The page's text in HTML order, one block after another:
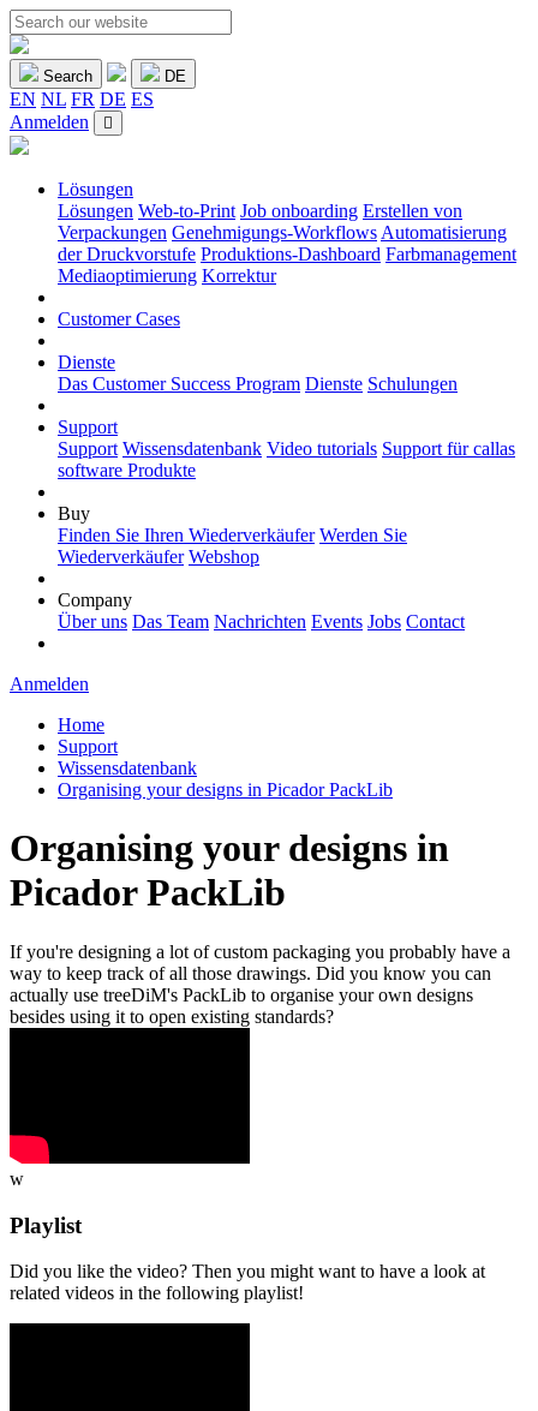
Search DE
EN NL FR DE ES
Anmelden
Lösungen
Lösungen Web-to-Print Job onboarding Erstellen von
Verpackungen Genehmigungs-Workflows Automatisierung
der Druckvorstufe Produktions-Dashboard Farbmanagement
Mediaoptimierung Korrektur
Customer Cases
Dienste
Das Customer Success Program Dienste Schulungen
Support
Support Wissensdatenbank Video tutorials Support für callas
software Produkte
Buy
Finden Sie Ihren Wiederverkäufer Werden Sie
Wiederverkäufer Webshop
Company
Über uns Das Team Nachrichten Events Jobs Contact
Anmelden
Home
Support
Wissensdatenbank
Organising your designs in Picador PackLib
Organising your designs in
Picador PackLib
If you're designing a lot of custom packaging you probably have a
way to keep track of all those drawings. Did you know you can
actually use treeDiM's PackLib to organise your own designs
besides using it to open existing standards?
w
Playlist
Did you like the video? Then you might want to have a look at
related videos in the following playlist!